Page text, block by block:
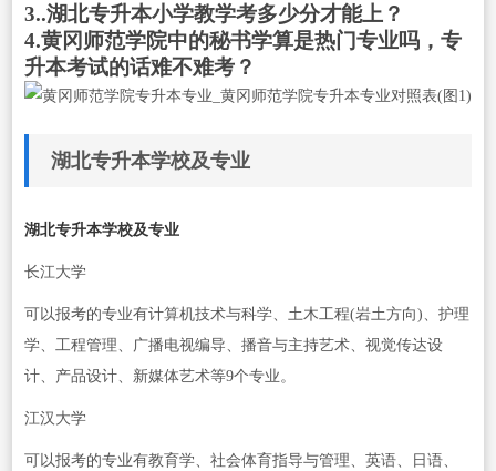
3..湖北专升本小学教学考多少分才能上？
4.黄冈师范学院中的秘书学算是热门专业吗，专
升本考试的话难不难考？
湖北专升本学校及专业
湖北专升本学校及专业
长江大学
可以报考的专业有计算机技术与科学、土木工程(岩土方向)、护理
学、工程管理、广播电视编导、播音与主持艺术、视觉传达设
计、产品设计、新媒体艺术等9个专业。
江汉大学
可以报考的专业有教育学、社会体育指导与管理、英语、日语、